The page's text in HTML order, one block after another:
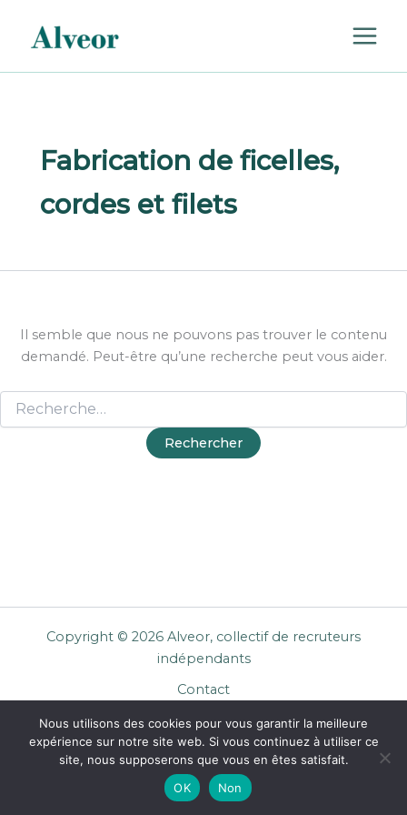
contenu
Fabrication de ficelles,
cordes et filets
Il semble que nous ne pouvons pas trouver le contenu
demandé. Peut-être qu’une recherche peut vous aider.
Copyright © 2026 Alveor, collectif de recruteurs
indépendants
Contact
Mentions légales
Confidentialité
CGU Entreprises
Nous utilisons des cookies pour vous garantir la meilleure
expérience sur notre site web. Si vous continuez à utiliser ce
site, nous supposerons que vous en êtes satisfait.
OK
Non